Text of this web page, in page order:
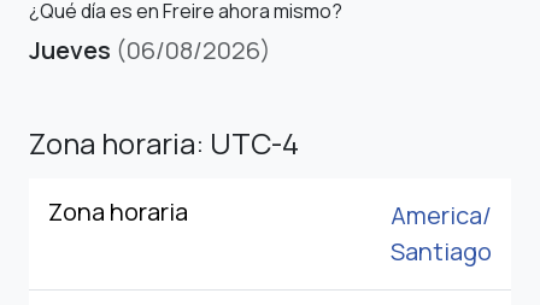
¿Qué día es en Freire ahora mismo?
Jueves (06/08/2026)
Zona horaria: UTC-4
Zona horaria
America/
Santiago